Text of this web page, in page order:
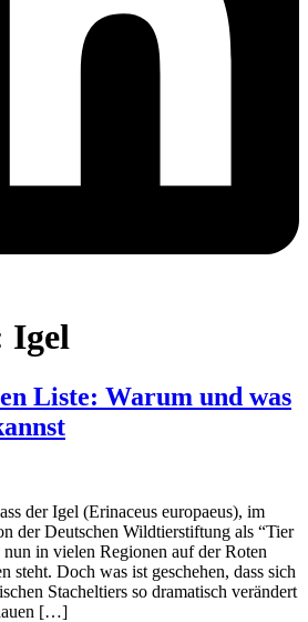
Igel
Liste: Warum und was
der Igel (Erinaceus europaeus), im
der Deutschen Wildtierstiftung als “Tier
nun in vielen Regionen auf der Roten
steht. Doch was ist geschehen, dass sich
Stacheltiers so dramatisch verändert
[…]